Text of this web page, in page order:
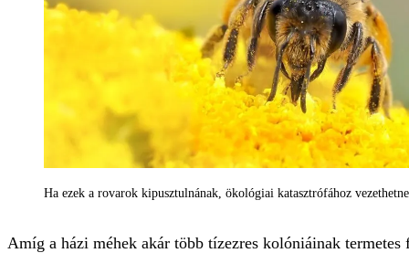
Ha ezek a rovarok kipusztulnának, ökológiai katasztrófához
Amíg a házi méhek akár több tízezres kolóniáinak